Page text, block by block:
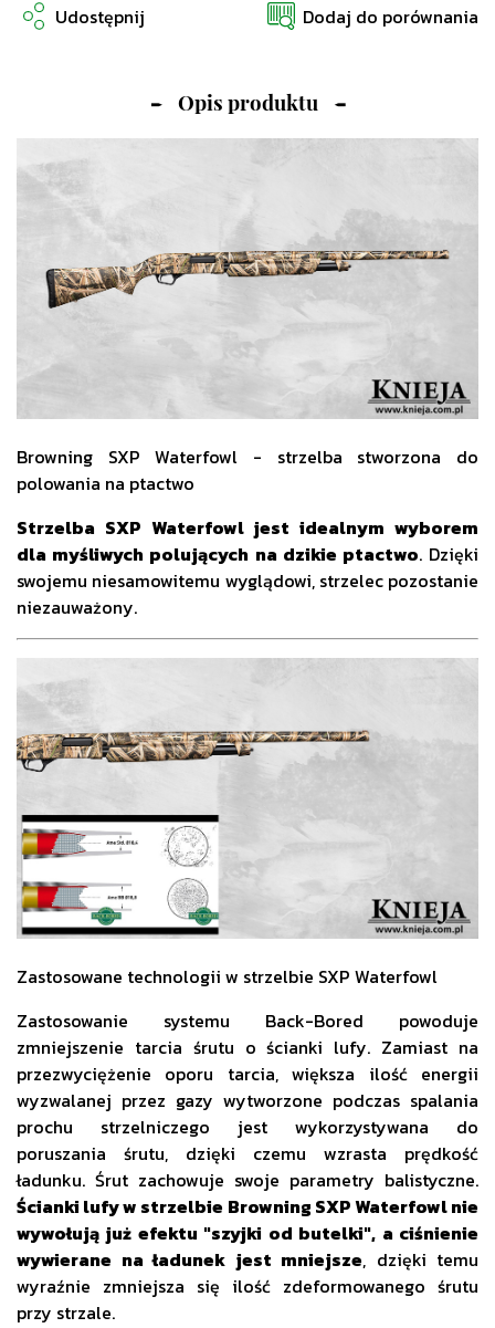
Udostępnij Dodaj do porównania
Opis produktu
Browning SXP Waterfowl - strzelba stworzona do
polowania na ptactwo
Strzelba SXP Waterfowl jest idealnym wyborem
dla myśliwych polujących na dzikie ptactwo. Dzięki
swojemu niesamowitemu wyglądowi, strzelec pozostanie
niezauważony.
Zastosowane technologii w strzelbie SXP Waterfowl
Zastosowanie systemu Back-Bored powoduje
zmniejszenie tarcia śrutu o ścianki lufy. Zamiast na
przezwyciężenie oporu tarcia, większa ilość energii
wyzwalanej przez gazy wytworzone podczas spalania
prochu strzelniczego jest wykorzystywana do
poruszania śrutu, dzięki czemu wzrasta prędkość
ładunku. Śrut zachowuje swoje parametry balistyczne.
Ścianki lufy w strzelbie Browning SXP Waterfowl nie
wywołują już efektu "szyjki od butelki", a ciśnienie
wywierane na ładunek jest mniejsze, dzięki temu
wyraźnie zmniejsza się ilość zdeformowanego śrutu
przy strzale.